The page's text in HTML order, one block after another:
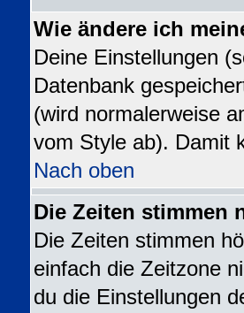
Wie ändere ich
Deine Einstellungen
Datenbank
(wird normalerweise
vom Style ab). Damit
Nach oben
Die Zeiten stimmen
Die Zeiten stimmen
einfach die Zeitzone
du die Einstellungen